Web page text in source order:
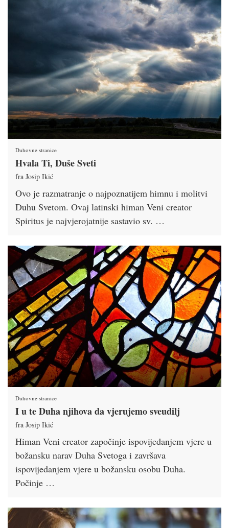
Duhovne stranice
Hvala Ti, Duše Sveti
fra Josip Ikić
Ovo je razmatranje o najpoznatijem himnu i molitvi
Duhu Svetom. Ovaj latinski himan Veni creator
Spiritus je najvjerojatnije sastavio sv. …
Duhovne stranice
I u te Duha njihova da vjerujemo sveudilj
fra Josip Ikić
Himan Veni creator započinje ispovijedanjem vjere u
božansku narav Duha Svetoga i završava
ispovijedanjem vjere u božansku osobu Duha.
Počinje …